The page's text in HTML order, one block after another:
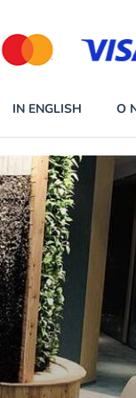
do ChataGPT Go
– Standard i Plus
miesiące
IN ENGLISH O